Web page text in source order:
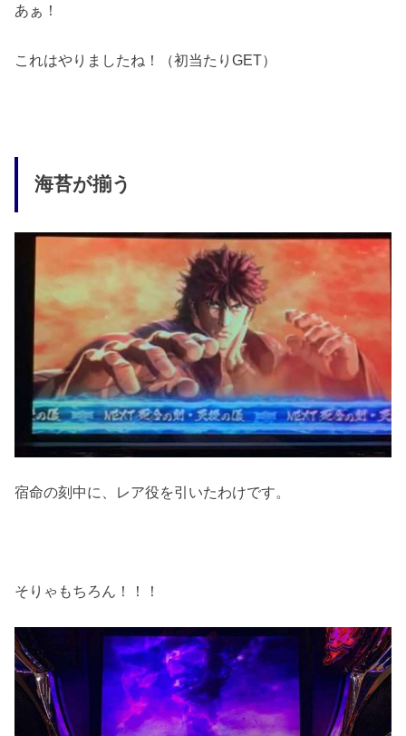
あぁ！
これはやりましたね！（初当たりGET）
海苔が揃う
宿命の刻中に、レア役を引いたわけです。
そりゃもちろん！！！